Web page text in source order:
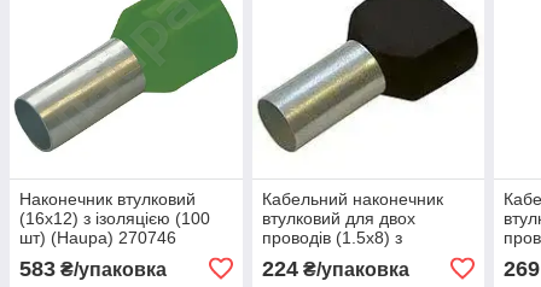
Наконечник втулковий
(16х12) з ізоляцією (100
шт) (Haupa) 270746
583 ₴/упаковка
Кабельний наконечник
втулковий для двох
проводів (1.5x8) з
(Haupa) 270788
224₴/упаковка 269